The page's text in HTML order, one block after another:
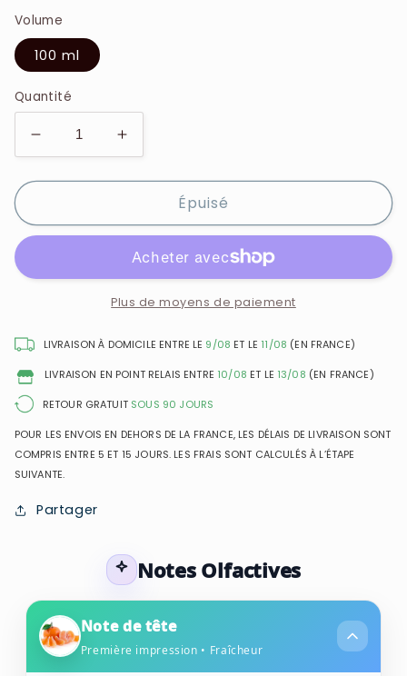
Volume
100 ml
Quantité
Réduire
la
quantité
S.T.
Dupon
58
-
de
Toilette
homme
Augmenter
la
quantité
S.T.
58
Avenue
-
de
Toilette
homme
Épuisé
Plus de moyens de paiement
LIVRAISON À DOMICILE ENTRE LE 9/08 ET LE 11/08 (EN FRANCE)
LIVRAISON EN POINT RELAIS ENTRE 10/08 ET LE 13/08 (EN FRANCE)
RETOUR GRATUIT SOUS 90 JOURS
POUR LES ENVOIS EN DEHORS DE LA FRANCE, LES DÉLAIS DE LIVRAISON SONT
COMPRIS ENTRE 5 ET 15 JOURS. LES FRAIS SONT CALCULÉS À L’ÉTAPE
SUIVANTE.
Partager
Notes Olfactives
Note de tête
Première impression • Fraîcheur